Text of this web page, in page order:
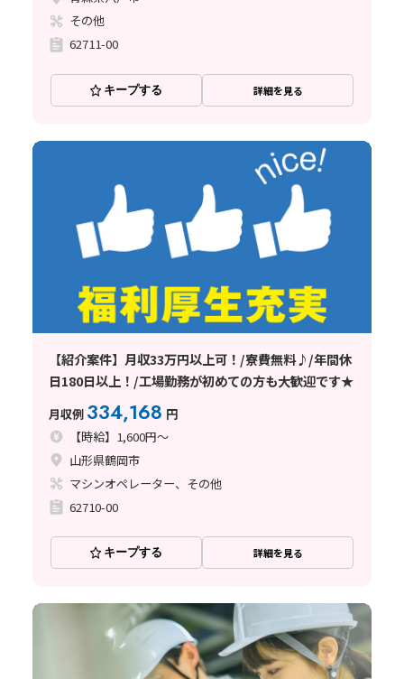
その他
62711-00
キープする 詳細を見る
【紹介案件】月収33万円以上可！/寮費無料♪/年間休
日180日以上！/工場勤務が初めての方も大歓迎です★
月収例 334,168 円
【時給】1,600円～
山形県鶴岡市
マシンオペレーター、その他
62710-00
キープする 詳細を見る